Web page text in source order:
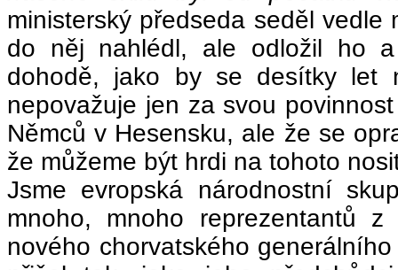
ministerský předseda seděl
do něj nahlédl, ale odložil ho
dohodě, jako by se desítky let
nepovažuje jen za svou
Němců v Hesensku, ale že se
že můžeme být hrdi na tohoto
Jsme evropská národnostní
mnoho, mnoho reprezentantů
nového chorvatského